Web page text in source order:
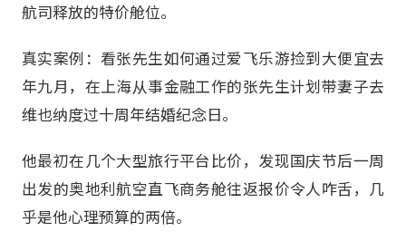
航司释放的特价舱位。
真实案例：看张先生如何通过爱飞乐游捡到大便宜去
年九月，在上海从事金融工作的张先生计划带妻子去
维也纳度过十周年结婚纪念日。
他最初在几个大型旅行平台比价，发现国庆节后一周
出发的奥地利航空直飞商务舱往返报价令人咋舌，几
乎是他心理预算的两倍。